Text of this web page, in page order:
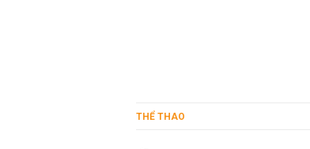
THỂ THAO